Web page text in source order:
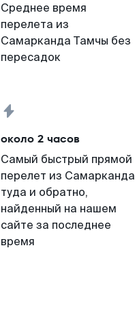
Среднее время
перелета из
Самарканда Тамчы без
пересадок
около 2 часов
Самый быстрый прямой
перелет из Самарканда
туда и обратно,
найденный на нашем
сайте за последнее
время